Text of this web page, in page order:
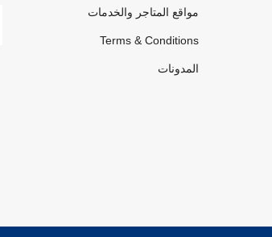
مواقع المتاجر والخدمات
Terms & Conditions
المدونات